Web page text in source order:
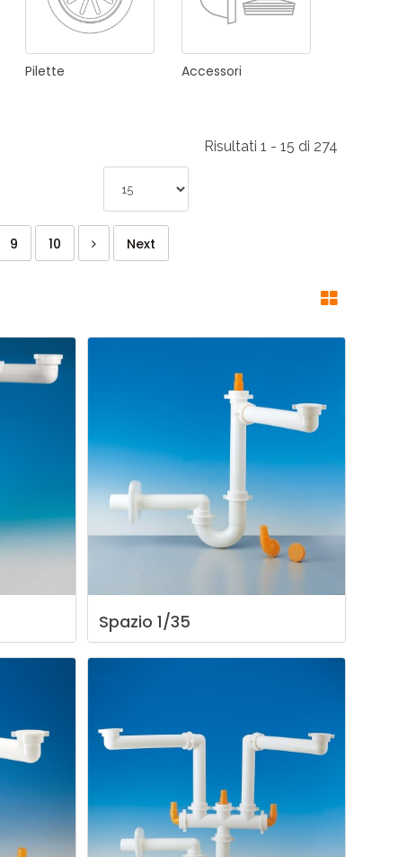
Pilette Accessori
Risultati 1 - 15 di 274
9 10 Next
Spazio 1/35